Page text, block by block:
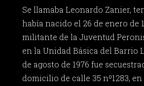
Se llamaba Leonardo Zanier,
había nacido el 26 de enero de
militante de la Juventud
en la Unidad Básica del Barrio
de agosto de 1976 fue
domicilio de calle 35 nº1283,